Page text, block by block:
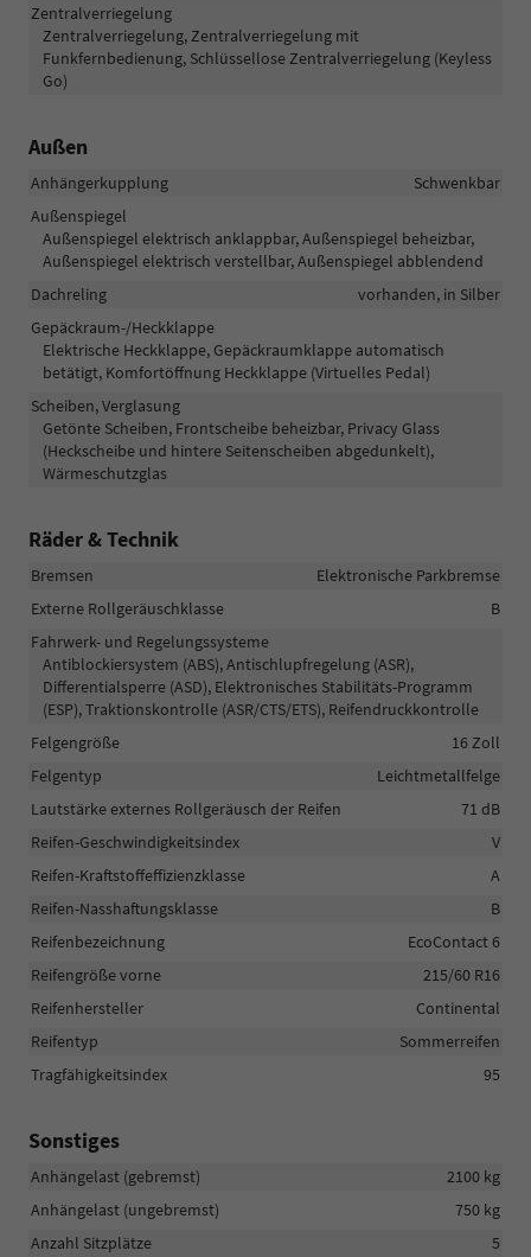
Zentralverriegelung
Zentralverriegelung, Zentralverriegelung mit
Funkfernbedienung, Schlüssellose Zentralverriegelung (Keyless
Go)
Außen
Anhängerkupplung
Schwenkbar
Außenspiegel
Außenspiegel elektrisch anklappbar, Außenspiegel beheizbar,
Außenspiegel elektrisch verstellbar, Außenspiegel abblendend
Dachreling
vorhanden, in Silber
Gepäckraum-/Heckklappe
Elektrische Heckklappe, Gepäckraumklappe automatisch
betätigt, Komfortöffnung Heckklappe (Virtuelles Pedal)
Scheiben, Verglasung
Getönte Scheiben, Frontscheibe beheizbar, Privacy Glass
(Heckscheibe und hintere Seitenscheiben abgedunkelt),
Wärmeschutzglas
Räder & Technik
Bremsen
Elektronische Parkbremse
Externe Rollgeräuschklasse
B
Fahrwerk- und Regelungssysteme
Antiblockiersystem (ABS), Antischlupfregelung (ASR),
Differentialsperre (ASD), Elektronisches Stabilitäts-Programm
(ESP), Traktionskontrolle (ASR/CTS/ETS), Reifendruckkontrolle
Felgengröße
16 Zoll
Felgentyp
Leichtmetallfelge
Lautstärke externes Rollgeräusch der Reifen
71 dB
Reifen-Geschwindigkeitsindex
V
Reifen-Kraftstoffeffizienzklasse
A
Reifen-Nasshaftungsklasse
B
Reifenbezeichnung
EcoContact 6
Reifengröße vorne
215/60 R16
Reifenhersteller
Continental
Reifentyp
Sommerreifen
Tragfähigkeitsindex
95
Sonstiges
Anhängelast (gebremst)
2100 kg
Anhängelast (ungebremst)
750 kg
Anzahl Sitzplätze
5